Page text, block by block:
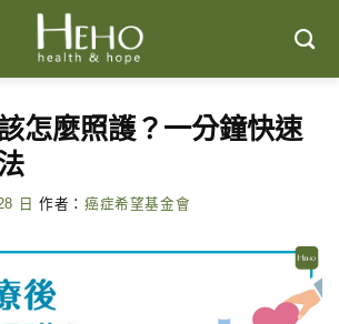
怎麼照護？一分鐘快速
日 作者： 癌症希望基金會